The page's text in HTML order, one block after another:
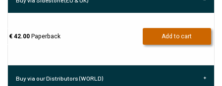
€ 42.00Paperback Add to cart
Buy via our Distributors (WORLD)